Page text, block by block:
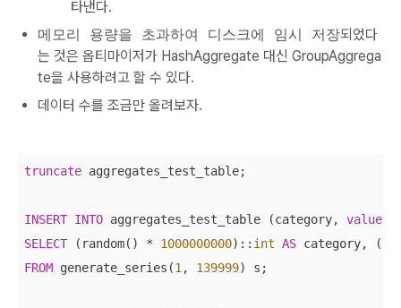
타낸다.
메모리 용량을 초과하여 디스크에 임시 저장되었다
는 것은 옵티마이저가 HashAggregate 대신 GroupAggrega
te을 사용하려고 할 수 있다.
데이터 수를 조금만 올려보자.
truncate aggregates_test_table;
INSERT INTO aggregates_test_table (category, value
SELECT (random() * 1000000000):: int AS category,
FROM generate_series(1 , 139999) s;